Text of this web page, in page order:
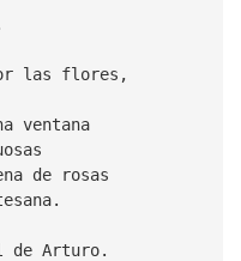
las flores,
ventana
de rosas
de Arturo.